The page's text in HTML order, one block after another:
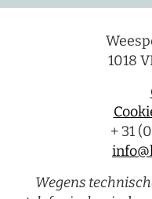
1018
+ 31
Wegens